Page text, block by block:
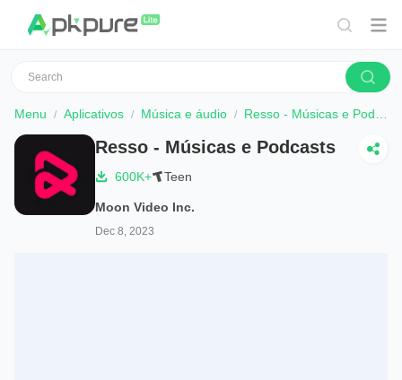
Menu Aplicativos Música e áudio Resso - Músicas e Podcasts
Resso - Músicas e Podcasts
600K+ Teen
Moon Video Inc.
Dec 8, 2023